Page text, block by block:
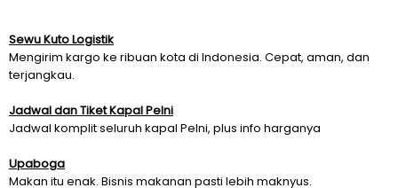
Sewu Kuto Logistik
Mengirim kargo ke ribuan kota di Indonesia. Cepat, aman, dan
terjangkau.
Jadwal dan Tiket Kapal Pelni
Jadwal komplit seluruh kapal Pelni, plus info harganya
Upaboga
Makan itu enak. Bisnis makanan pasti lebih maknyus.